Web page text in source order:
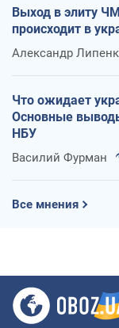
Выход в элиту
происходит в
Александр
Что ожидает
Основные
НБУ
Василий Фурман
Все мнения